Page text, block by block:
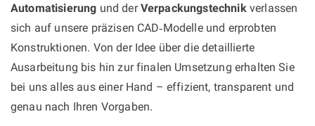
Automatisierung und derVerpackungstechnikverlassen
sich auf unsere präzisen CAD‑Modelle und erprobten
Konstruktionen. Von der Idee über die detaillierte
Ausarbeitung bis hin zur finalen Umsetzung erhalten Sie
bei uns alles aus einer Hand – effizient, transparent und
genau nach Ihren Vorgaben.